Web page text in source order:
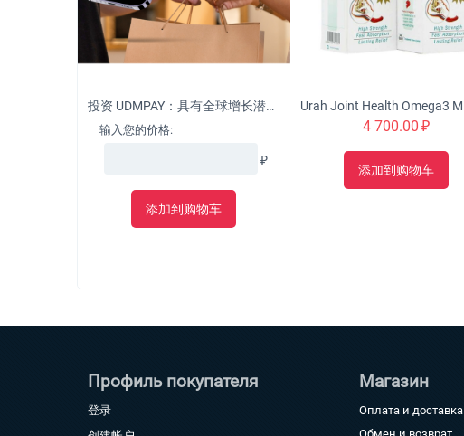
投资 UDMPAY：具有全球增长潜力的微型企业的革命性解决方案
输入您的价格:
₽
添加到购物车
4 700.00 ₽
添加到购物车
Профиль покупателя
登录
Магазин
Оплата и доставка